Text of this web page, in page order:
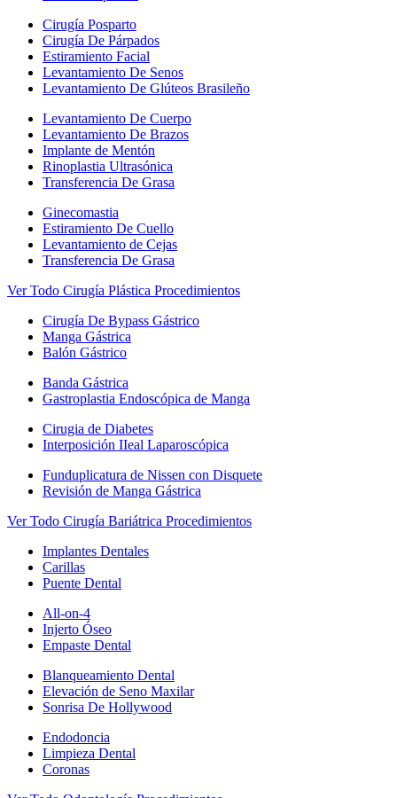
Cirugía Posparto
Cirugía De Párpados
Estiramiento Facial
Levantamiento De Senos
Levantamiento De Glúteos Brasileño
Levantamiento De Cuerpo
Levantamiento De Brazos
Implante de Mentón
Rinoplastia Ultrasónica
Transferencia De Grasa
Ginecomastia
Estiramiento De Cuello
Levantamiento de Cejas
Transferencia De Grasa
Ver Todo Cirugía Plástica Procedimientos
Cirugía De Bypass Gástrico
Manga Gástrica
Balón Gástrico
Banda Gástrica
Gastroplastia Endoscópica de Manga
Cirugia de Diabetes
Interposición IIeal Laparoscópica
Funduplicatura de Nissen con Disquete
Revisión de Manga Gástrica
Ver Todo Cirugía Bariátrica Procedimientos
Implantes Dentales
Carillas
Puente Dental
All-on-4
Injerto Óseo
Empaste Dental
Blanqueamiento Dental
Elevación de Seno Maxilar
Sonrisa De Hollywood
Endodoncia
Limpieza Dental
Coronas